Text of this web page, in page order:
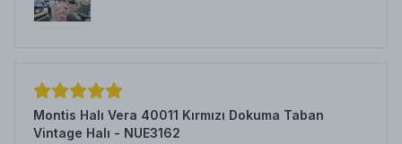
Montis Halı Vera 40011 Kırmızı Dokuma Taban
Vintage Halı - NUE3162